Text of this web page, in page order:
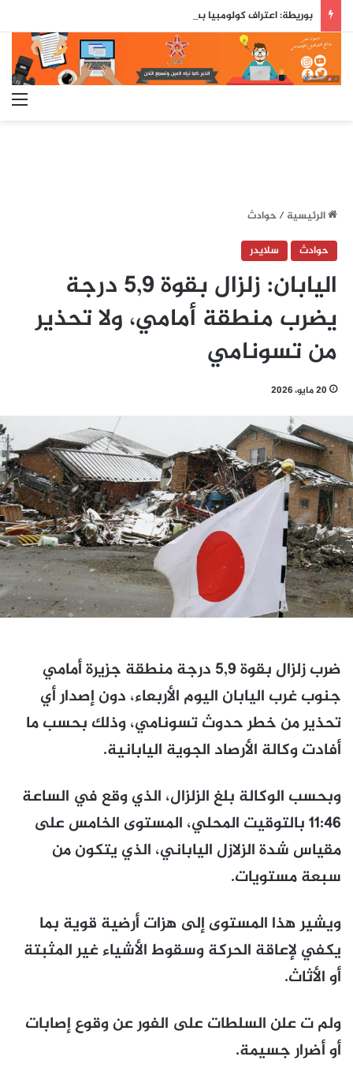
الرئيسية/حوادث
حوادث
سلايدر
اليابان: زلزال بقوة 5,9 درجة
يضرب منطقة أمامي، ولا تحذير
من تسونامي
20 مايو، 2026
ضرب زلزال بقوة 5,9 درجة منطقة جزيرة أمامي
جنوب غرب اليابان اليوم الأربعاء، دون إصدار أي
تحذير من خطر حدوث تسونامي، وذلك بحسب ما
أفادت وكالة الأرصاد الجوية اليابانية.
وبحسب الوكالة بلغ الزلزال، الذي وقع في الساعة
11:46 بالتوقيت المحلي، المستوى الخامس على
مقياس شدة الزلازل الياباني، الذي يتكون من
سبعة مستويات.
ويشير هذا المستوى إلى هزات أرضية قوية بما
يكفي لإعاقة الحركة وسقوط الأشياء غير المثبتة
أو الأثاث.
ولم ت علن السلطات على الفور عن وقوع إصابات
أو أضرار جسيمة.